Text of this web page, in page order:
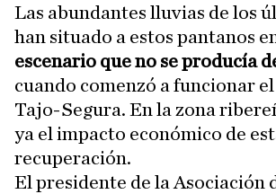
Las abundantes lluvias de los
han situado a estos pantanos
escenario que no se producía
cuando comenzó a funcionar
Tajo-Segura. En la zona
ya el impacto económico de
recuperación.
El presidente de la Asociación